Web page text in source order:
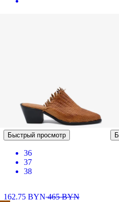
Быстрый просмотр
36
37
38
162.75 BYN465BYN